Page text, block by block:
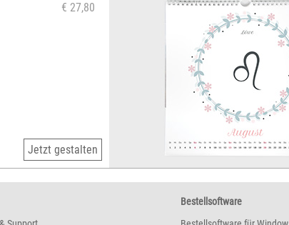
€ 27,80
Jetzt gestalten
Bestellsoftware